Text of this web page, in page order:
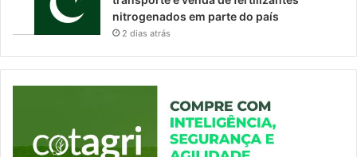
nitrogenados em parte do país
2 dias atrás